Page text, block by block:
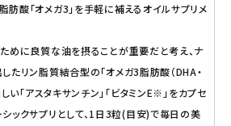
酸「オメガ3」を手軽に補えるオイルサプリメ
めに良質な油を摂ることが重要だと考え、ナ
たリン脂質結合型の「オメガ3脂肪酸（DHA・
い「アスタキサンチン」「ビタミンE※」をカプセ
ックサプリとして、1日3粒(目安)で毎日の美